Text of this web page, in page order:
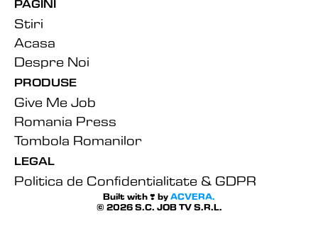
PAGINI
Stiri
Acasa
Despre Noi
PRODUSE
Give Me Job
Romania Press
Tombola Romanilor
LEGAL
Politica de Confidentialitate & GDPR
Built with ❣️ by ACVERA.
© 2026 S.C. JOB TV S.R.L.